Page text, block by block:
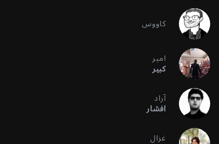
کاووس
امیر
کبیر
آراد
افشار
غزال